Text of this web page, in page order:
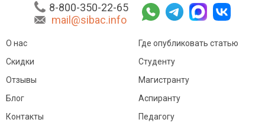
8-800-350-22-65
mail@sibac.info
О нас
Скидки
Отзывы
Блог
Контакты
Где опубликовать статью
Студенту
Магистранту
Аспиранту
Педагогу